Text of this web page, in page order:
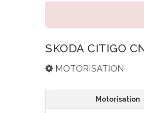
SKODA CITIGO
MOTORISATION
Motorisation